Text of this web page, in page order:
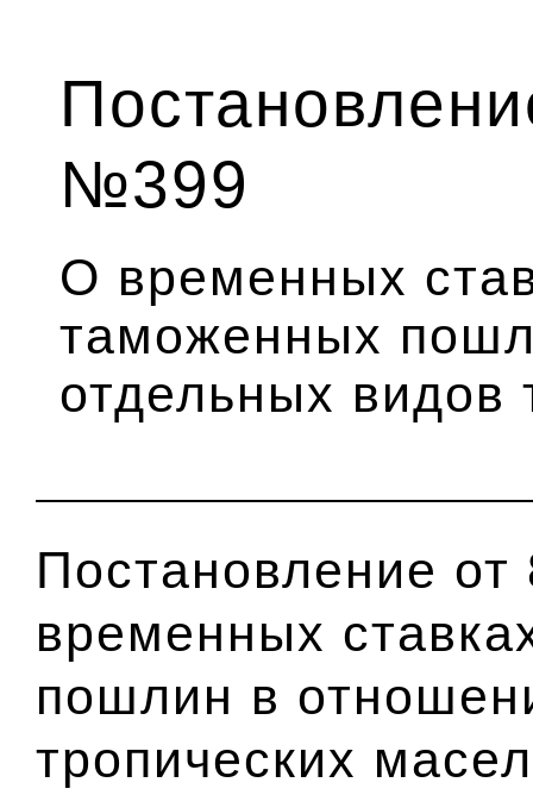
№399
О временных
таможенных
отдельных видов
Постановление
временных
пошлин в
тропических